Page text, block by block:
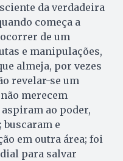
da verdadeira
começa a
de um
e manipulações,
almeja, por vezes
revelar-se um
merecem
ao poder,
e
em outra área; foi
para salvar